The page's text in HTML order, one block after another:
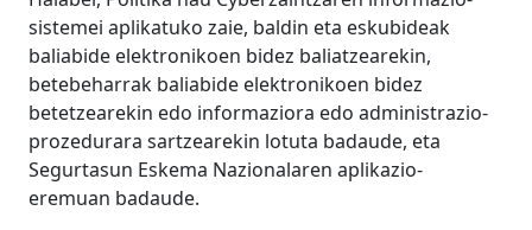
sistemei aplikatuko zaie, baldin eta eskubideak
baliabide elektronikoen bidez baliatzearekin,
betebeharrak baliabide elektronikoen bidez
betetzearekin edo informaziora edo administrazio-
prozedurara sartzearekin lotuta badaude, eta
Segurtasun Eskema Nazionalaren aplikazio-
eremuan badaude.